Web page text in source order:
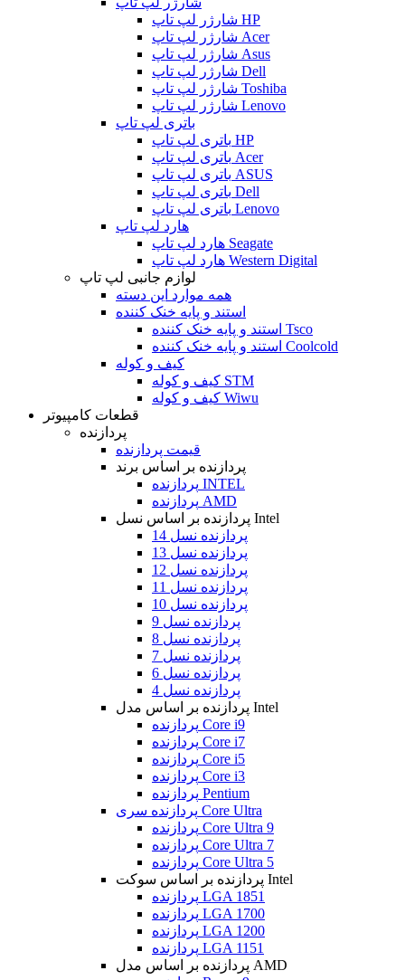
شارژر لپ تاپ HP
شارژر لپ تاپ Acer
شارژر لپ تاپ Asus
شارژر لپ تاپ Dell
شارژر لپ تاپ Toshiba
شارژر لپ تاپ Lenovo
باتری لپ تاپ
باتری لپ تاپ HP
باتری لپ تاپ Acer
باتری لپ تاپ ASUS
باتری لپ تاپ Dell
باتری لپ تاپ Lenovo
هارد لپ تاپ
هارد لپ تاپ Seagate
هارد لپ تاپ Western Digital
لوازم جانبی لپ تاپ
همه موارد این دسته
استند و پایه خنک کننده
استند و پایه خنک کننده Tsco
استند و پایه خنک کننده Coolcold
کیف و کوله
کیف و کوله STM
کیف و کوله Wiwu
قطعات کامپیوتر
پردازنده
قیمت پردازنده
پردازنده بر اساس برند
پردازنده INTEL
پردازنده AMD
پردازنده بر اساس نسل Intel
پردازنده نسل 14
پردازنده نسل 13
پردازنده نسل 12
پردازنده نسل 11
پردازنده نسل 10
پردازنده نسل 9
پردازنده نسل 8
پردازنده نسل 7
پردازنده نسل 6
پردازنده نسل 4
پردازنده بر اساس مدل Intel
پردازنده Core i9
پردازنده Core i7
پردازنده Core i5
پردازنده Core i3
پردازنده Pentium
پردازنده سری Core Ultra
پردازنده Core Ultra 9
پردازنده Core Ultra 7
پردازنده Core Ultra 5
پردازنده بر اساس سوکت Intel
پردازنده LGA 1851
پردازنده LGA 1700
پردازنده LGA 1200
پردازنده LGA 1151
پردازنده بر اساس مدل AMD